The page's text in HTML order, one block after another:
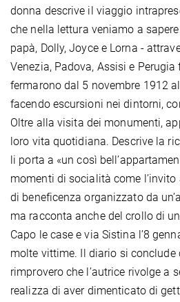
donna descrive il viaggio
che nella lettura veniamo a
papà, Dolly, Joyce e Lorna -
Venezia, Padova, Assisi e
fermarono dal 5 novembre 1912
facendo escursioni nei dintorni,
Oltre alla visita dei monumenti,
loro vita quotidiana. Descrive la
li porta a «un così
momenti di socialità come
di beneficenza organizzato da
ma racconta anche del crollo di
Capo le case e via Sistina l’8
molte vittime. Il diario si
rimprovero che l’autrice rivolge a
realizza di aver dimenticato di